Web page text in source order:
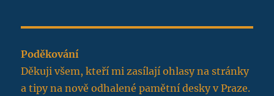
Poděkování
Děkuji všem, kteří mi zasílají ohlasy na stránky
a tipy na nově odhalené pamětní desky v Praze.